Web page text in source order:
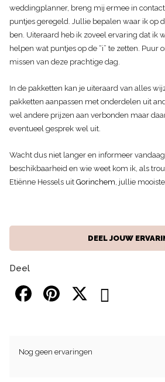
weddingplanner, breng mij ermee in
puntjes geregeld. Jullie bepalen waar ik op
ben. Uiteraard heb ik zoveel ervaring dat ik
helpen wat puntjes op de “i” te zetten. Puur
missen van deze prachtige dag.
In de pakketten kan je uiteraard van alles
pakketten aanpassen met onderdelen uit
wel andere prijzen aan verbonden maar
eventueel gesprek wel uit.
Wacht dus niet langer en informeer
beschikbaarheid en wie weet kom ik, als
Etiënne Hessels uit Gorinchem, jullie
DEEL JOUW
Deel
Nog geen ervaringen